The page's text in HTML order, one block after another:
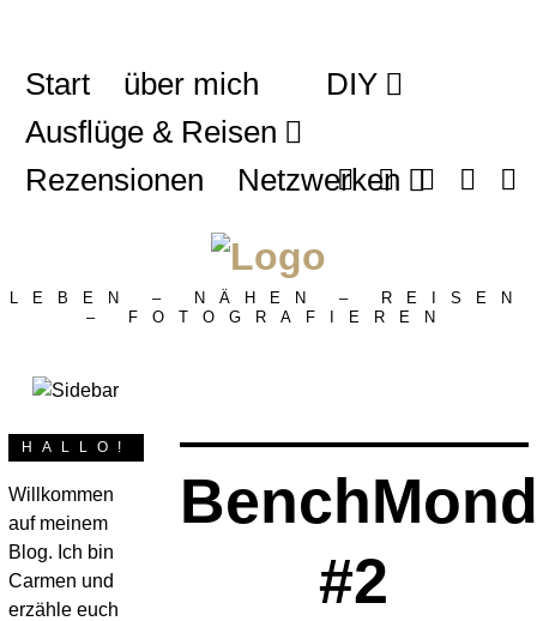
Start über mich
DIY
Ausflüge & Reisen
Rezensionen
Netzwerken
LEBEN – NÄHEN – REISEN
– FOTOGRAFIEREN
#2
HALLO!
Willkommen
auf meinem
Blog. Ich bin
Carmen und
erzähle euch